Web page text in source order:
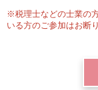
※税理士などの士業の
いる方のご参加はお断